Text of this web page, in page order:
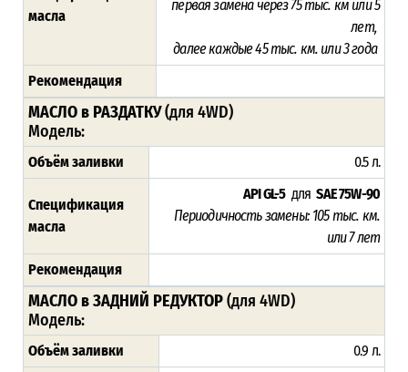
масла
первая замена через 75тыс. км или 5
лет,
далее каждые 45 тыс. км. или 3 года
Рекомендация
МАСЛО в РАЗДАТКУ(для 4WD)
Модель:
Объём заливки 0.5 л.
Спецификация
масла
API GL-5дляSAE 75W-90
Периодичность замены: 105тыс. км.
или 7 лет
Рекомендация
МАСЛО в ЗАДНИЙ РЕДУКТОР(для 4WD)
Модель:
Объём заливки 0.9 л.